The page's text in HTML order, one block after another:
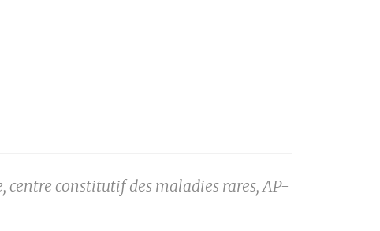
constitutif des maladies rares, AP-